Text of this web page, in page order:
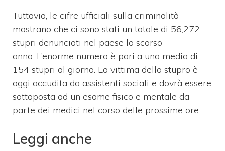
Tuttavia, le cifre ufficiali sulla criminalità
mostrano che ci sono stati un totale di 56,272
stupri denunciati nel paese lo scorso
anno. L’enorme numero è pari a una media di
154 stupri al giorno. La vittima dello stupro è
oggi accudita da assistenti sociali e dovrà essere
sottoposta ad un esame fisico e mentale da
parte dei medici nel corso delle prossime ore.
Leggi anche